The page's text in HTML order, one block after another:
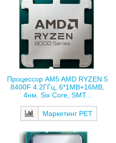
Процессор AM5 AMD RYZEN 5
8400F 4.2ГГц, 6*1MB+16MB,
4нм, Six Core, SMT...
Маркетинг РЕТ